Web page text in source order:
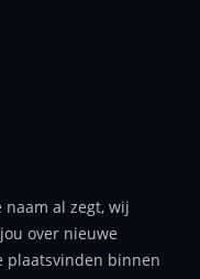
al zegt, wij
over nieuwe
plaatsvinden binnen